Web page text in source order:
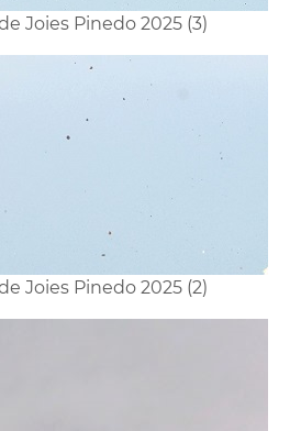
Joies Pinedo 2025 (3)
Joies Pinedo 2025 (2)